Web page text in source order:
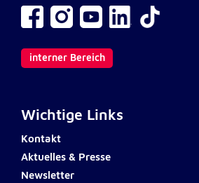
interner Bereich
Wichtige Links
Kontakt
Aktuelles & Presse
Newsletter
Google Maps
NID
Zweck:
Einbinden von interaktiven
Cookie Laufzeit:
6 Monate